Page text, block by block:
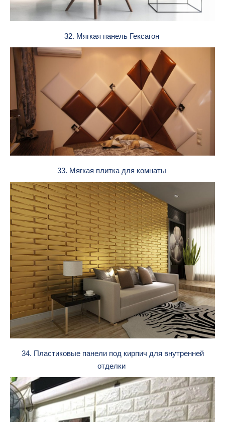
32. Мягкая панель Гексагон
33. Мягкая плитка для комнаты
34. Пластиковые панели под кирпич для внутренней
отделки